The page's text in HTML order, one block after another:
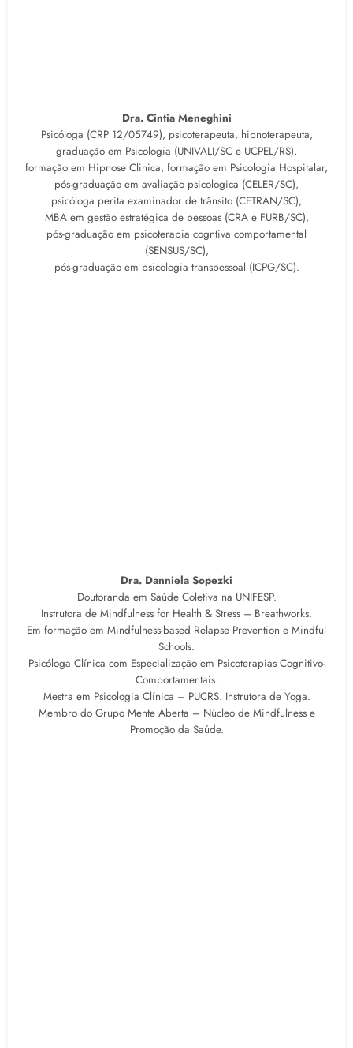
Dra. Cintia Meneghini
Psicóloga (CRP 12/05749), psicoterapeuta, hipnoterapeuta,
graduação em Psicologia (UNIVALI/SC e UCPEL/RS),
formação em Hipnose Clinica, formação em Psicologia Hospitalar,
pós-graduação em avaliação psicologica (CELER/SC),
psicóloga perita examinador de trânsito (CETRAN/SC),
MBA em gestão estratégica de pessoas (CRA e FURB/SC),
pós-graduação em psicoterapia cogntiva comportamental
(SENSUS/SC),
pós-graduação em psicologia transpessoal (ICPG/SC).
Dra. Danniela Sopezki
Doutoranda em Saúde Coletiva na UNIFESP.
Instrutora de Mindfulness for Health & Stress – Breathworks.
Em formação em Mindfulness-based Relapse Prevention e Mindful
Schools.
Psicóloga Clínica com Especialização em Psicoterapias Cognitivo-
Comportamentais.
Mestra em Psicologia Clínica – PUCRS. Instrutora de Yoga.
Membro do Grupo Mente Aberta – Núcleo de Mindfulness e
Promoção da Saúde.